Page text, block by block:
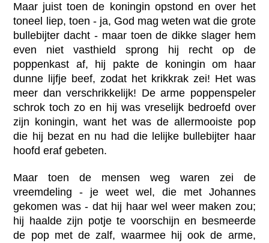
Maar juist toen de koningin opstond en over het
toneel liep, toen - ja, God mag weten wat die grote
bullebijter dacht - maar toen de dikke slager hem
even niet vasthield sprong hij recht op de
poppenkast af, hij pakte de koningin om haar
dunne lijfje beef, zodat het krikkrak zei! Het was
meer dan verschrikkelijk! De arme poppenspeler
schrok toch zo en hij was vreselijk bedroefd over
zijn koningin, want het was de allermooiste pop
die hij bezat en nu had die lelijke bullebijter haar
hoofd eraf gebeten.
Maar toen de mensen weg waren zei de
vreemdeling - je weet wel, die met Johannes
gekomen was - dat hij haar wel weer maken zou;
hij haalde zijn potje te voorschijn en besmeerde
de pop met de zalf, waarmee hij ook de arme,